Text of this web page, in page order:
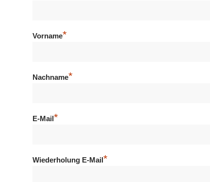
Vorname*
Nachname*
E-Mail*
Wiederholung E-Mail*